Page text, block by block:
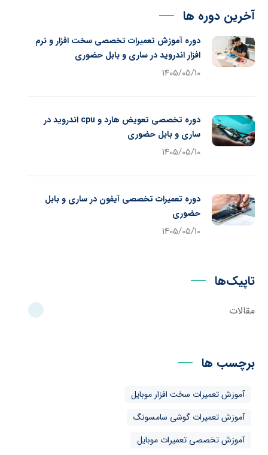
آخرین دوره ها
دوره آموزش تعمیرات تخصصی سخت افزار و نرم
افزار اندروید در ساری و بابل حضوری
1405/05/10
دوره تخصصی تعویض هارد و cpu اندروید در
ساری و بابل حضوری
1405/05/10
دوره تعمیرات تخصصی آیفون در ساری و بابل
حضوری
1405/05/10
تاپیک‌ها
مقالات
برچسب ها
آموزش تعمیرات سخت افزار موبایل
آموزش تعمیرات گوشی سامسونگ
آموزش تخصصی تعمیرات موبایل